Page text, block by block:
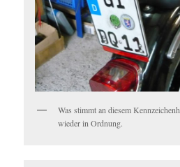
Was stimmt an diesem
wieder in Ordnung.